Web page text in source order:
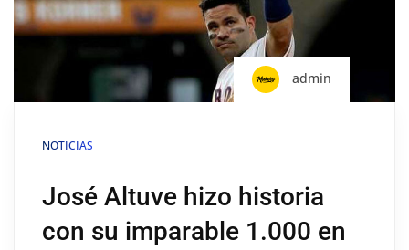
admin
NOTICIAS
José Altuve hizo historia
con su imparable 1.000 en